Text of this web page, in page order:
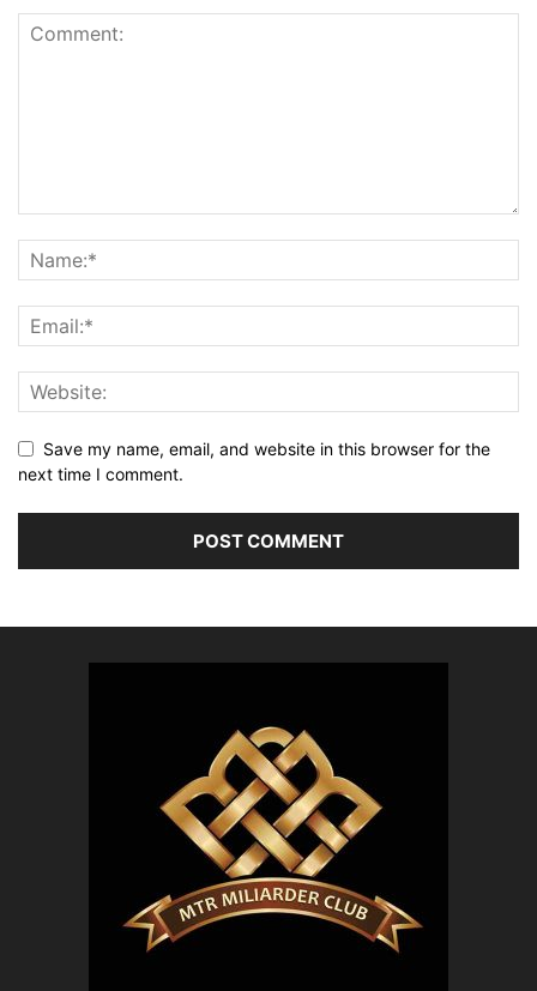
Save my name, email, and website in this browser for the
next time I comment.